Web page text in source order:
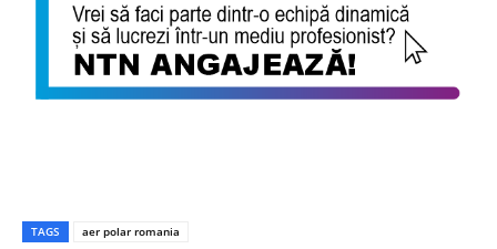
TAGS aer polar romania